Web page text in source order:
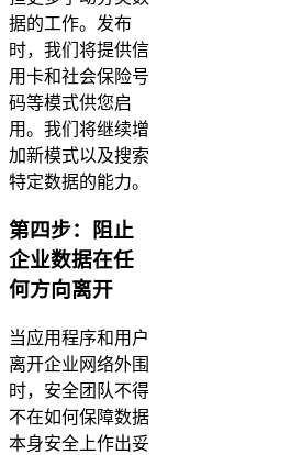
据的工作。发布
时，我们将提供信
用卡和社会保险号
码等模式供您启
用。我们将继续增
加新模式以及搜索
特定数据的能力。
第四步：阻止
企业数据在任
何方向离开
当应用程序和用户
离开企业网络外围
时，安全团队不得
不在如何保障数据
本身安全上作出妥